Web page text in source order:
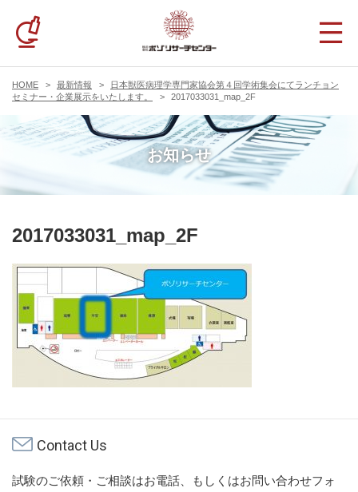
HOME 最新情報
日本獣医病理学専門家協会第４回学術集会にてランチョン
セミナー・企業展示をいたします。
2017033031_map_2F
お知らせ
2017033031_map_2F
Contact Us
試験のご依頼・ご相談はお電話、もしくはお問い合わせフォ